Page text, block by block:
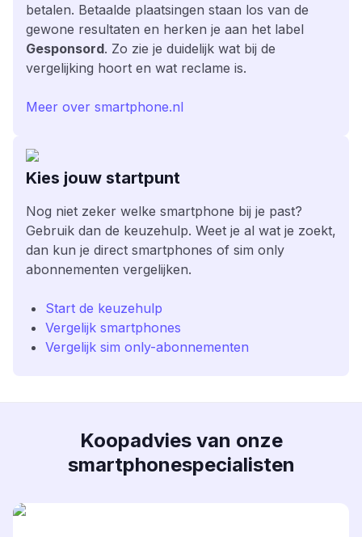
betalen. Betaalde plaatsingen staan los van de
gewone resultaten en herken je aan het label
Gesponsord. Zo zie je duidelijk wat bij de
vergelijking hoort en wat reclame is.
Meer over smartphone.nl
Kies jouw startpunt
Nog niet zeker welke smartphone bij je past?
Gebruik dan de keuzehulp. Weet je al wat je zoekt,
dan kun je direct smartphones of sim only
abonnementen vergelijken.
Start de keuzehulp
Vergelijk smartphones
Vergelijk sim only-abonnementen
Koopadvies van onze
smartphonespecialisten